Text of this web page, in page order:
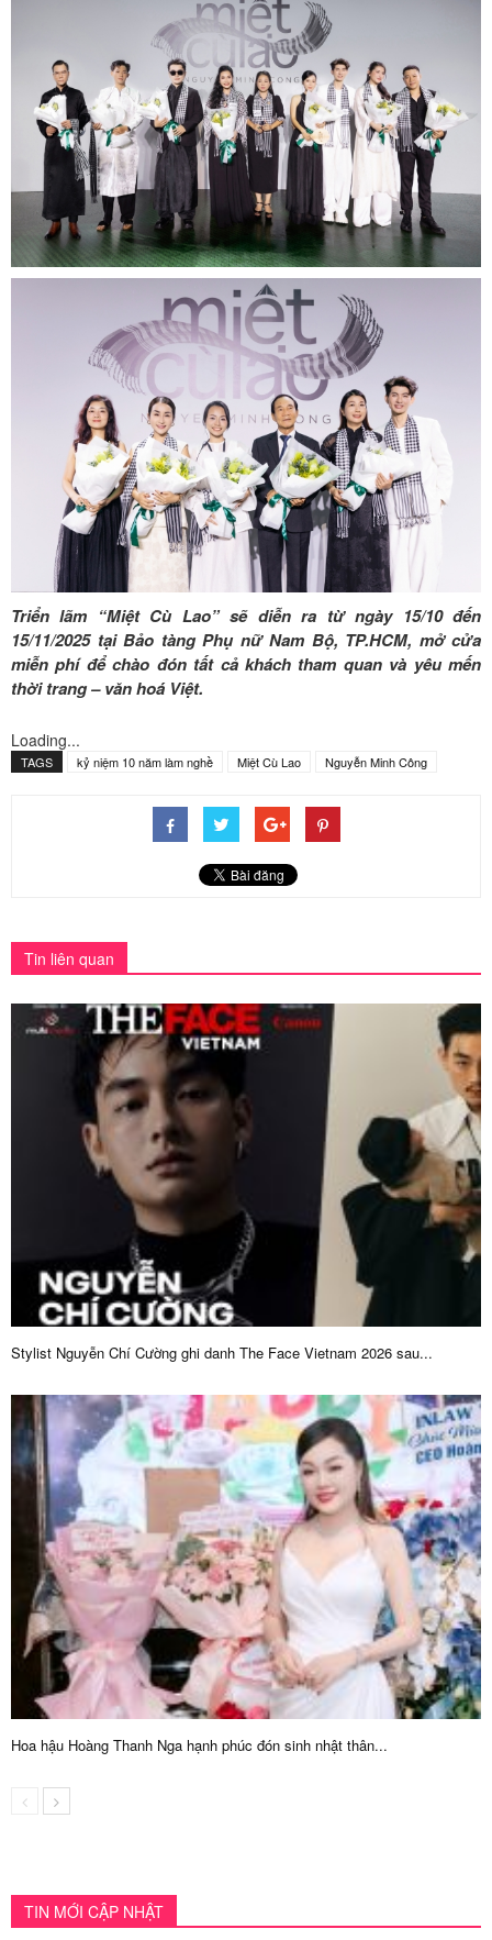
Triển lãm “Miệt Cù Lao” sẽ diễn ra từ ngày 15/10 đến
15/11/2025 tại Bảo tàng Phụ nữ Nam Bộ, TP.HCM, mở cửa
miễn phí để chào đón tất cả khách tham quan và yêu mến
thời trang – văn hoá Việt.
Loading...
TAGS kỷ niệm 10 năm làm nghề Miệt Cù Lao Nguyễn Minh Công
Tin liên quan
Stylist Nguyễn Chí Cường ghi danh The Face Vietnam 2026 sau...
Hoa hậu Hoàng Thanh Nga hạnh phúc đón sinh nhật thân...
TIN MỚI CẬP NHẬT